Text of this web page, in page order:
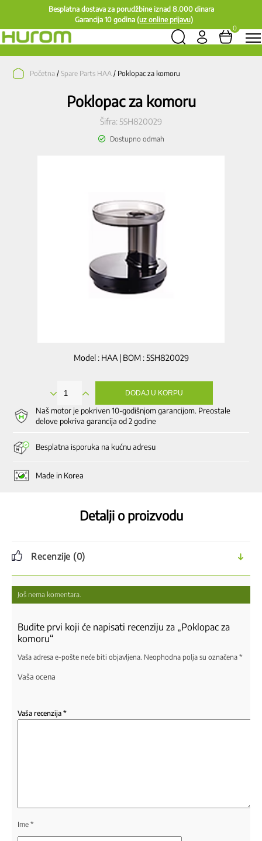
Besplatna dostava za porudžbine iznad 8.000 dinara
Garancija 10 godina (uz online prijavu)
0
Početna /Spare Parts HAA / Poklopac za komoru
Poklopac za komoru
Šifra: 5SH820029
Model : HAA | BOM : 5SH820029
Poklopac
za
komoru
DODAJ U KORPU
Naš motor je pokriven 10-godišnjom garancijom. Preostale
delove pokriva garancija od 2 godine
Besplatna isporuka na kućnu adresu
Made in Korea
Detalji o proizvodu
Recenzije (0)
Još nema komentara.
Budite prvi koji će napisati recenziju za „Poklopac za
komoru“
Vaša adresa e-pošte neće biti objavljena. Neophodna polja su označena *
Vaša ocena
Vaša recenzija *
Ime *